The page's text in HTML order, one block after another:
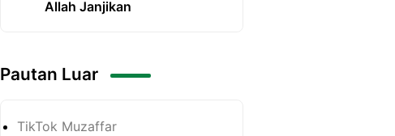
Allah Janjikan
Pautan Luar
TikTok Muzaffar